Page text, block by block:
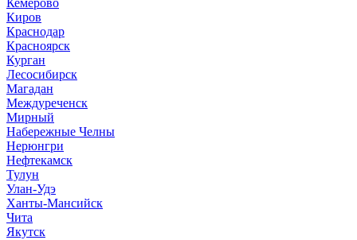
Кемерово
Киров
Краснодар
Красноярск
Курган
Лесосибирск
Магадан
Междуреченск
Мирный
Набережные Челны
Нерюнгри
Нефтекамск
Тулун
Улан-Удэ
Ханты-Мансийск
Чита
Якутск